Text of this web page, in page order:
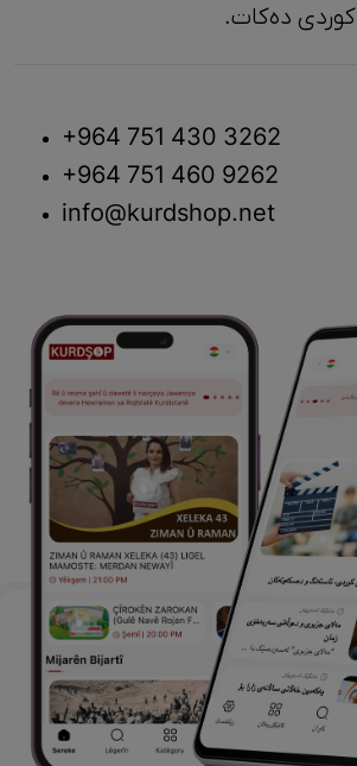
کوردی دەکات.
+964 751 430 3262
+964 751 460 9262
info@kurdshop.net